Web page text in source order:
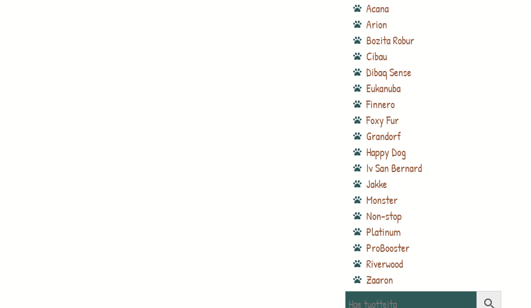
Acana
Arion
Bozita Robur
Cibau
Dibaq Sense
Eukanuba
Finnero
Foxy Fur
Grandorf
Happy Dog
Iv San Bernard
Jakke
Monster
Non-stop
Platinum
ProBooster
Riverwood
Zaaron